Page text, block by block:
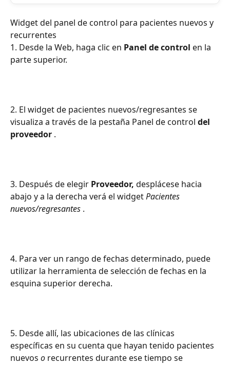
Widget del panel de control para pacientes nuevos y
recurrentes
1. Desde la Web, haga clic en Panel de control en la
parte superior.
2. El widget de pacientes nuevos/regresantes se
visualiza a través de la pestaña Panel de control del
proveedor .
3. Después de elegir Proveedor, desplácese hacia
abajo y a la derecha verá el widget Pacientes
nuevos/regresantes .
4. Para ver un rango de fechas determinado, puede
utilizar la herramienta de selección de fechas en la
esquina superior derecha.
5. Desde allí, las ubicaciones de las clínicas
específicas en su cuenta que hayan tenido pacientes
nuevos o recurrentes durante ese tiempo se